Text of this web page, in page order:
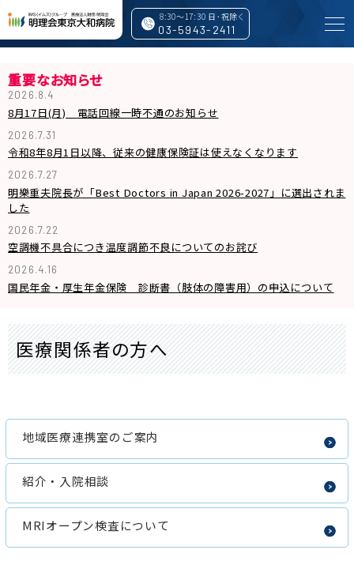
8:30～17:30 日･祝除く
03-5943-2411
特長と取り組み
外来案内
入院・面会
診療科・専門センター
重要なお知らせ
2026.8.4
8月17日(月) 電話回線一時不通のお知らせ
2026.7.31
令和8年8月1日以降、従来の健康保険証は使えなくなります
2026.7.27
明樂重夫院長が「Best Doctors in Japan 2026-2027」に選出されま
した
2026.7.22
空調機不具合につき温度調節不良についてのお詫び
2026.4.16
国民年金・厚生年金保険 診断書（肢体の障害用）の申込について
医療関係者の方へ
地域医療連携室のご案内
紹介・入院相談
MRIオープン検査について